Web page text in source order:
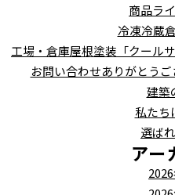
商品ラ
冷凍冷蔵
工場・倉庫屋根塗装「クール
お問い合わせありがとう
建築
私たち
選ば
アー